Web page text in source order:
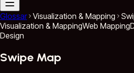
Glossar Visualization & Mapping
Visualization & MappingWeb Mapping
Design
Swipe Map